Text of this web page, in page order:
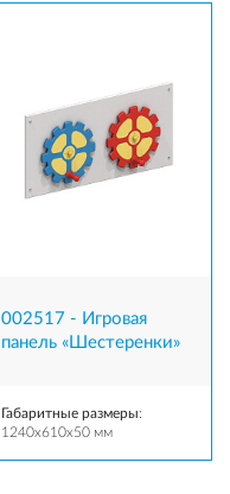
002517 - Игровая
панель «Шестеренки»
Габаритные размеры:
1240x610x50 мм